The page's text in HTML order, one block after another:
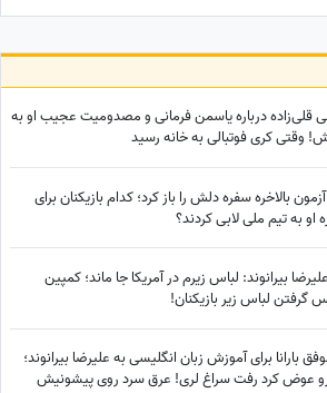
قلی‌زاده درباره یاسمن فرمانی و مصدومیت عجیب او به
کری فوتبالی به خانه رسید
بالاخره سفره دلش را باز کرد؛ کدام بازیکنان برای
او به تیم ملی لابی کردند؟
بیرانوند: لباس زیرم در آمریکا جا ماند؛ کمپین
گرفتن لباس‌ زیر بازیکنان!
بارانا برای آموزش زبان انگلیسی به علیرضا بیرانوند؛
عوض کرد رفت سراغ لری! عرق سرد روی پیشونیش